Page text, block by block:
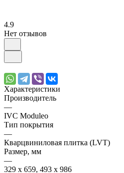
4.9
Нет отзывов
Характеристики
Производитель
—
IVС Moduleo
Тип покрытия
—
Кварцвиниловая плитка (LVT)
Размер, мм
—
329 x 659, 493 x 986